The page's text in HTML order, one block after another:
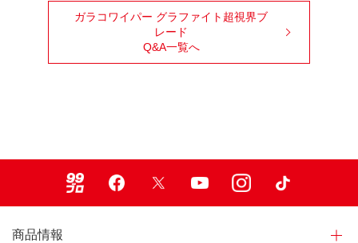
ガラコワイパー グラファイト超視界ブ
レード
Q&A一覧へ
商品情報